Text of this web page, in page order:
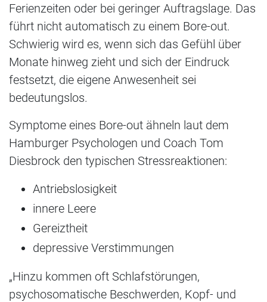
Ferienzeiten oder bei geringer Auftragslage. Das
führt nicht automatisch zu einem Bore-out.
Schwierig wird es, wenn sich das Gefühl über
Monate hinweg zieht und sich der Eindruck
festsetzt, die eigene Anwesenheit sei
bedeutungslos.
Symptome eines Bore-out ähneln laut dem
Hamburger Psychologen und Coach Tom
Diesbrock den typischen Stressreaktionen:
Antriebslosigkeit
innere Leere
Gereiztheit
depressive Verstimmungen
„Hinzu kommen oft Schlafstörungen,
psychosomatische Beschwerden, Kopf- und